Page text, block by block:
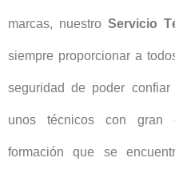
marcas, nuestro Servicio
siempre proporcionar a
seguridad de poder confiar
unos técnicos con gran
formación que se